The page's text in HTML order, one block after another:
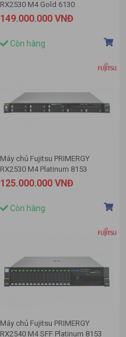
RX2530 M4 Gold 6130
149.000.000 VNĐ
Còn hàng
Máy chủ Fujitsu PRIMERGY
RX2530 M4 Platinum 8153
125.000.000 VNĐ
Còn hàng
Máy chủ Fujitsu PRIMERGY
RX2540 M4 SFF Platinum 8153